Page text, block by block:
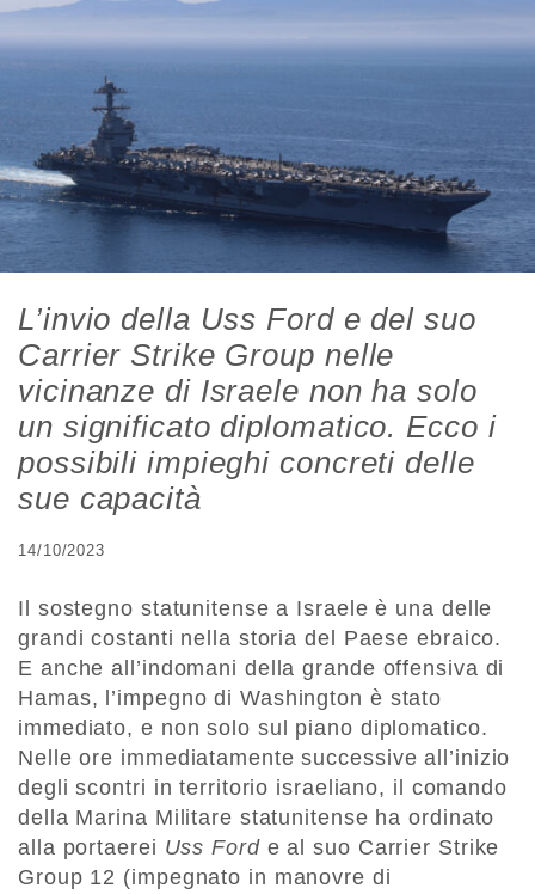
L’invio della Uss Ford e del suo
Carrier Strike Group nelle
vicinanze di Israele non ha solo
un significato diplomatico. Ecco i
possibili impieghi concreti delle
sue capacità
14/10/2023
Il sostegno statunitense a Israele è una delle
grandi costanti nella storia del Paese ebraico.
E anche all’indomani della grande offensiva di
Hamas, l’impegno di Washington è stato
immediato, e non solo sul piano diplomatico.
Nelle ore immediatamente successive all’inizio
degli scontri in territorio israeliano, il comando
della Marina Militare statunitense ha ordinato
alla portaerei Uss Forde al suo Carrier Strike
Group 12 (impegnato in manovre di